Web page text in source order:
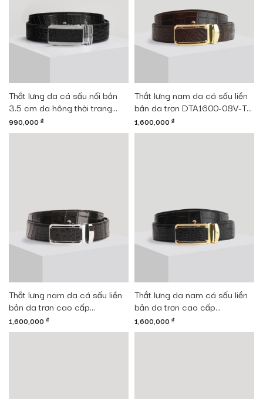
Thắt lưng da cá sấu nối bản
3.5 cm da hông thời trang
DTA990-01B-H-D
990,000 đ
Thắt lưng nam da cá sấu liền
bản da trơn DTA1600-08V-T-
CF
1,600,000 đ
Thắt lưng nam da cá sấu liền
bản da trơn cao cấp
DTA1600-08B-T-D
1,600,000 đ
Thắt lưng da nam cá sấu liền
bản da trơn cao cấp
DTA1600-08V-T-D
1,600,000 đ